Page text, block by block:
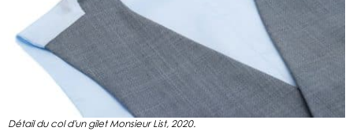
Détail du col d'un gilet Monsieur List, 2020.